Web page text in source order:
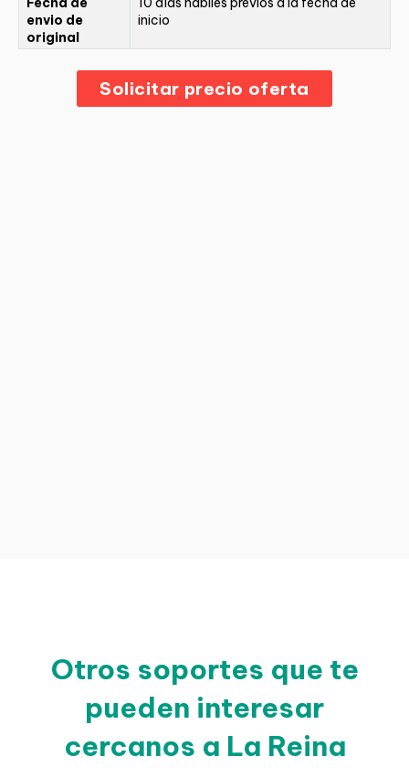
envio de
original
inicio
Solicitar precio oferta
Otros soportes que te
pueden interesar
cercanos a La Reina